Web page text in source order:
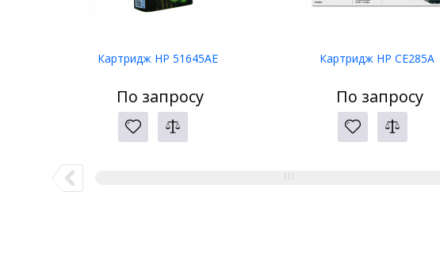
Картридж HP 51645AE
По запросу
Картридж HP CE285A
По запросу